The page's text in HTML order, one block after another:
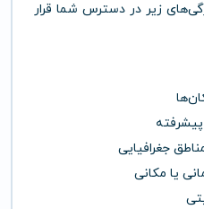
زیر در دسترس شما قرار
جغرافیایی
یا مکانی